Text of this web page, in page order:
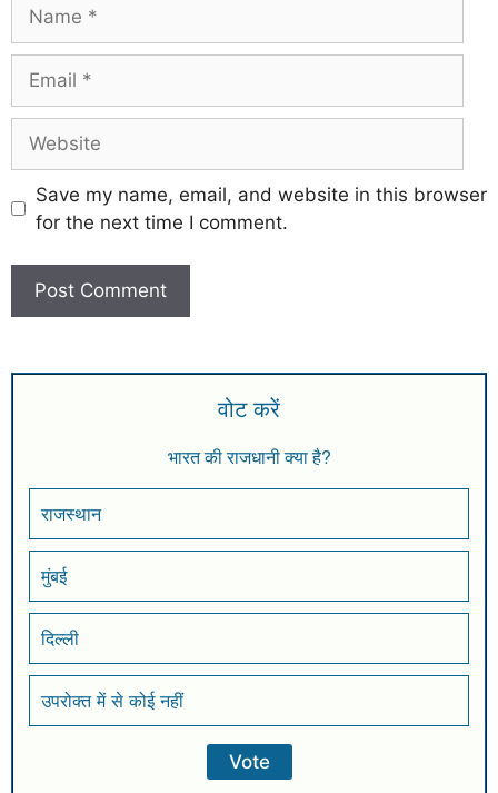
Save my name, email, and website in this browser
for the next time I comment.
वोट करें
भारत की राजधानी क्या है?
राजस्थान
मुंबई
दिल्ली
उपरोक्त में से कोई नहीं